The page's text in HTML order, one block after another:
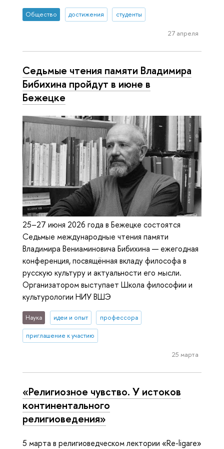
Общество достижения студенты
27 апреля
Седьмые чтения памяти Владимира
Бибихина пройдут в июне в
Бежецке
25–27 июня 2026 года в Бежецке состоятся
Седьмые международные чтения памяти
Владимира Вениаминовича Бибихина — ежегодная
конференция, посвящённая вкладу философа в
русскую культуру и актуальности его мысли.
Организатором выступает Школа философии и
культурологии НИУ ВШЭ
Наука идеи и опыт профессора
приглашение к участию
25 марта
«Религиозное чувство. У истоков
континентального
религиоведения»
5 марта в религиоведческом лектории «Re-ligare»